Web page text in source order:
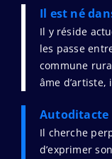
Il est né
Il y réside
les passe
commune
âme
Autoditacte
Il cherche
d’exprimer